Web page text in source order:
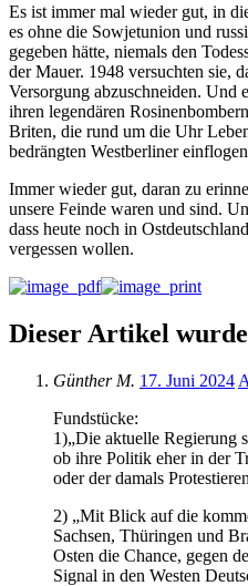
Es ist immer mal wieder gut, in
es ohne die Sowjetunion und
gegeben hätte, niemals den
der Mauer. 1948 versuchten sie,
Versorgung abzuschneiden. Und
ihren legendären
Briten, die rund um die Uhr
bedrängten Westberliner
Immer wieder gut, daran zu
unsere Feinde waren und sind.
dass heute noch in
vergessen wollen.
Dieser Artikel
Günther M. 17. Juni 2024
Fundstücke:
1)„Die aktuelle Regierung
ob ihre Politik eher in der
oder der damals
2) „Mit Blick auf die
Sachsen, Thüringen und
Osten die Chance, gegen
Signal in den Westen